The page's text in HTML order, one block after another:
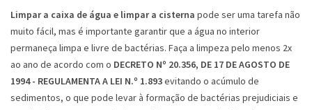
Limpar a caixa de água e limpar a cisterna pode ser uma tarefa não
muito fácil, mas é importante garantir que a água no interior
permaneça limpa e livre de bactérias. Faça a limpeza pelo menos 2x
ao ano de acordo com o DECRETO Nº 20.356, DE 17 DE AGOSTO DE
1994 - REGULAMENTA A LEI N.º 1.893evitando o acúmulo de
sedimentos, o que pode levar à formação de bactérias prejudiciais e